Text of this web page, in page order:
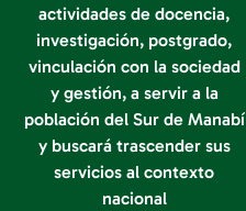
actividades de docencia,
investigación, postgrado,
vinculación con la sociedad
y gestión, a servir a la
población del Sur de Manabí
y buscará trascender sus
servicios al contexto
nacional